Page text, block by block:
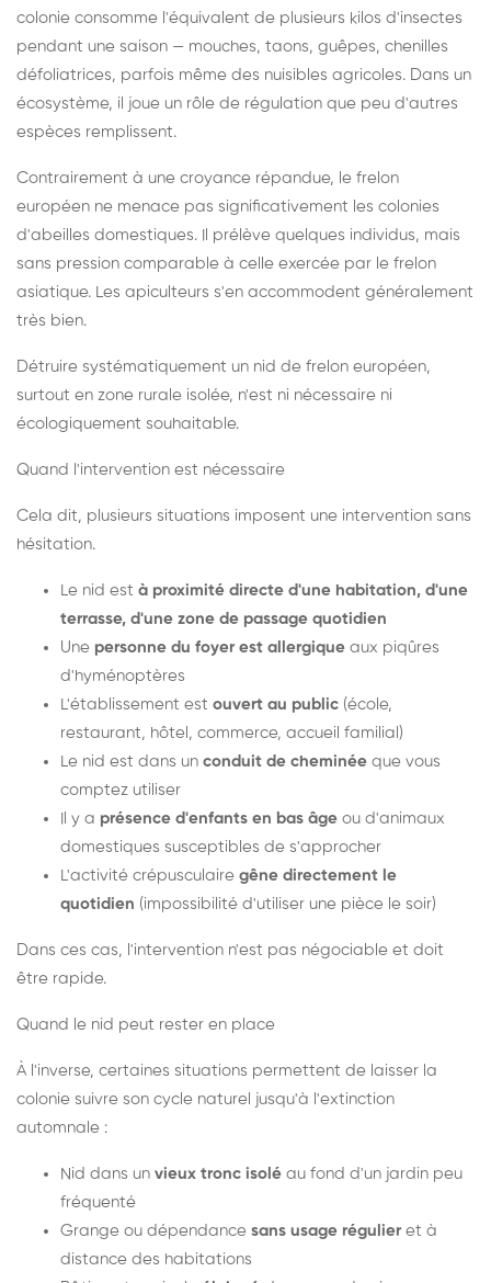
colonie consomme l'équivalent de plusieurs kilos d'insectes
pendant une saison — mouches, taons, guêpes, chenilles
défoliatrices, parfois même des nuisibles agricoles. Dans un
écosystème, il joue un rôle de régulation que peu d'autres
espèces remplissent.
Contrairement à une croyance répandue, le frelon
européen ne menace pas significativement les colonies
d'abeilles domestiques. Il prélève quelques individus, mais
sans pression comparable à celle exercée par le frelon
asiatique. Les apiculteurs s'en accommodent généralement
très bien.
Détruire systématiquement un nid de frelon européen,
surtout en zone rurale isolée, n'est ni nécessaire ni
écologiquement souhaitable.
Quand l'intervention est nécessaire
Cela dit, plusieurs situations imposent une intervention sans
hésitation.
Le nid est à proximité directe d'une habitation, d'une
terrasse, d'une zone de passage quotidien
Une personne du foyer est allergique aux piqûres
d'hyménoptères
L'établissement est ouvert au public (école,
restaurant, hôtel, commerce, accueil familial)
Le nid est dans un conduit de cheminée que vous
comptez utiliser
Il y a présence d'enfants en bas âge ou d'animaux
domestiques susceptibles de s'approcher
L'activité crépusculaire gêne directement le
quotidien (impossibilité d'utiliser une pièce le soir)
Dans ces cas, l'intervention n'est pas négociable et doit
être rapide.
Quand le nid peut rester en place
À l'inverse, certaines situations permettent de laisser la
colonie suivre son cycle naturel jusqu'à l'extinction
automnale :
Nid dans un vieux tronc isolé au fond d'un jardin peu
fréquenté
Grange ou dépendance sans usage régulier et à
distance des habitations